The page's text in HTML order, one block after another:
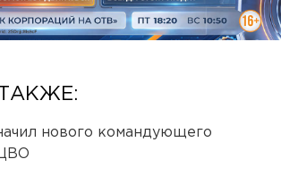
нового командующего